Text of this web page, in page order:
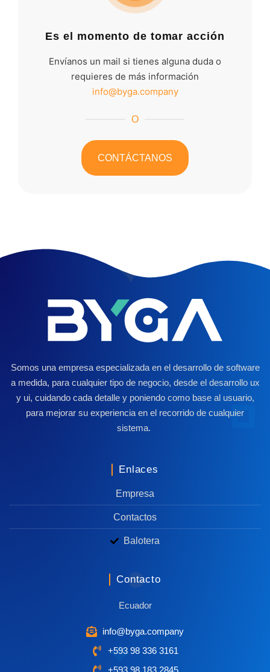
Es el momento de tomar acción
Envíanos un mail si tienes alguna duda o
requieres de más información
info@byga.company
O
CONTÁCTANOS
Somos una empresa especializada en el desarrollo de software
a medida, para cualquier tipo de negocio, desde el desarrollo ux
y ui, cuidando cada detalle y poniendo como base al usuario,
para mejorar su experiencia en el recorrido de cualquier
sistema.
Enlaces
Empresa
Contactos
Balotera
Contacto
Ecuador
info@byga.company
+593 98 336 3161